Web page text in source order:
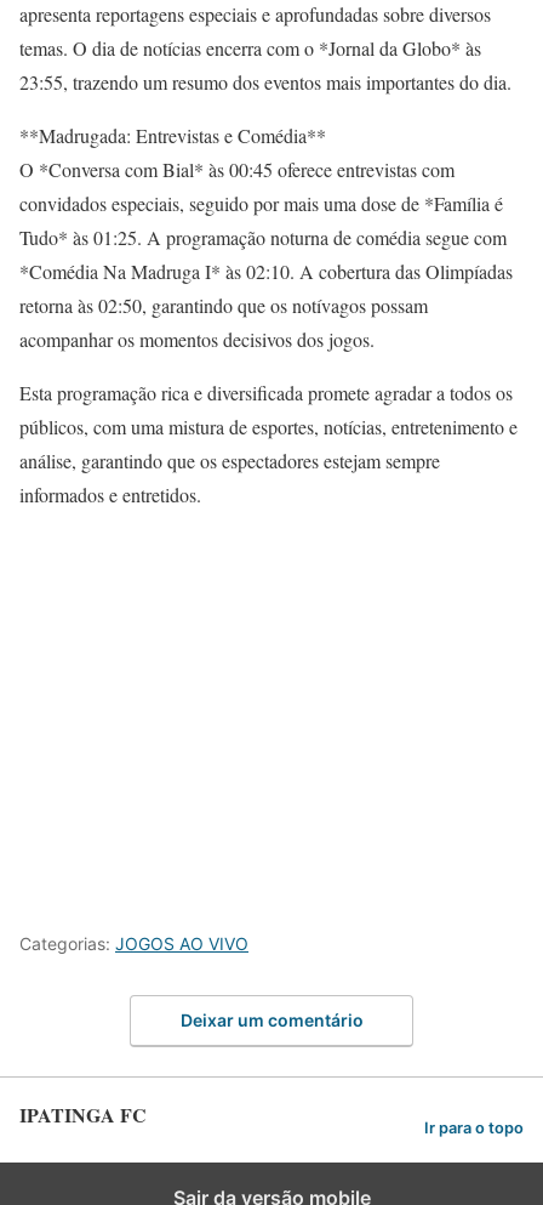
apresenta reportagens especiais e aprofundadas sobre diversos
temas. O dia de notícias encerra com o *Jornal da Globo* às
23:55, trazendo um resumo dos eventos mais importantes do dia.
**Madrugada: Entrevistas e Comédia**
O *Conversa com Bial* às 00:45 oferece entrevistas com
convidados especiais, seguido por mais uma dose de *Família é
Tudo* às 01:25. A programação noturna de comédia segue com
*Comédia Na Madruga I* às 02:10. A cobertura das Olimpíadas
retorna às 02:50, garantindo que os notívagos possam
acompanhar os momentos decisivos dos jogos.
Esta programação rica e diversificada promete agradar a todos os
públicos, com uma mistura de esportes, notícias, entretenimento e
análise, garantindo que os espectadores estejam sempre
informados e entretidos.
Categorias: JOGOS AO VIVO
Deixar um comentário
IPATINGA FC Ir para o topo
Sair da versão mobile